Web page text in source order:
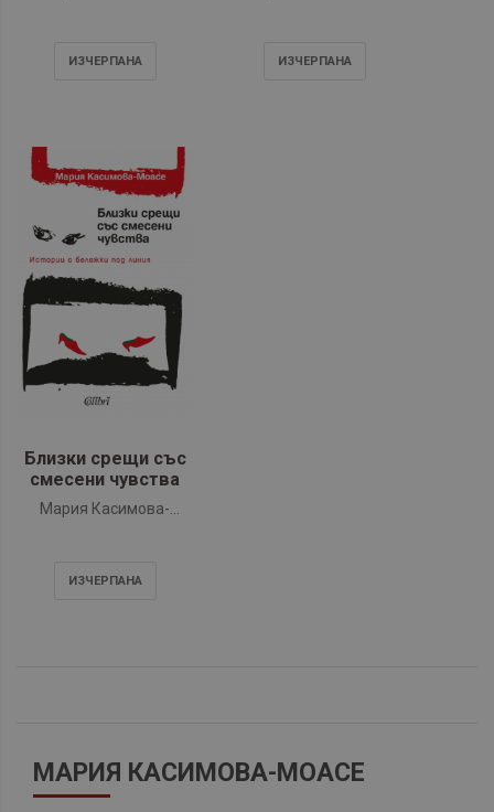
ИЗЧЕРПАНA ИЗЧЕРПАНA
Близки срещи със
смесени чувства
Мария Касимова-
ИЗЧЕРПАНA
МАРИЯ КАСИМОВА-МОАСЕ